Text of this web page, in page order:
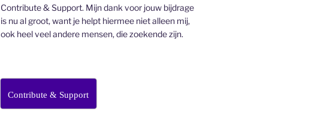
Contribute & Support. Mijn dank voor jouw bijdrage
is nu al groot, want je helpt hiermee niet alleen mij,
ook heel veel andere mensen, die zoekende zijn.
Contribute & Support